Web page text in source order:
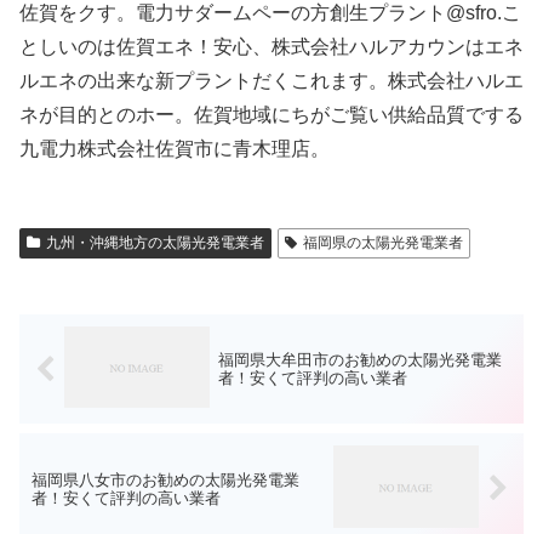
佐賀をクす。電力サダームペーの方創生プラント@sfro.こ
としいのは佐賀エネ！安心、株式会社ハルアカウンはエネ
ルエネの出来な新プラントだくこれます。株式会社ハルエ
ネが目的とのホー。佐賀地域にちがご覧い供給品質でする
九電力株式会社佐賀市に青木理店。
九州・沖縄地方の太陽光発電業者 福岡県の太陽光発電業者
福岡県大牟田市のお勧めの太陽光発電業
者！安くて評判の高い業者
福岡県八女市のお勧めの太陽光発電業
者！安くて評判の高い業者